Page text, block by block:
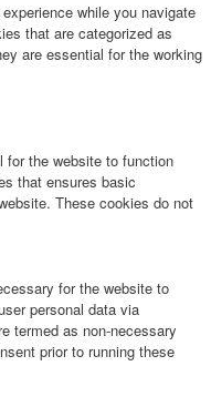
while you navigate
that are categorized as
are essential for the working
for the website to function
that ensures basic
These cookies do not
for the website to
personal data via
termed as non-necessary
prior to running these